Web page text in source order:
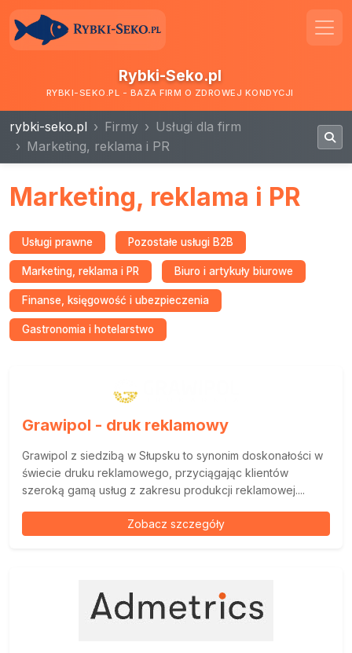
Rybki-Seko.pl
RYBKI-SEKO.PL - BAZA FIRM O ZDROWEJ KONDYCJI
rybki-seko.pl Firmy
Usługi dla firm
Marketing, reklama i PR
Marketing, reklama i PR
Usługi prawne Pozostałe usługi B2B
Marketing, reklama i PR Biuro i artykuły biurowe
Finanse, księgowość i ubezpieczenia
Gastronomia i hotelarstwo
Grawipol - druk reklamowy
Grawipol z siedzibą w Słupsku to synonim doskonałości w
świecie druku reklamowego, przyciągając klientów
szeroką gamą usług z zakresu produkcji reklamowej....
Zobacz szczegóły